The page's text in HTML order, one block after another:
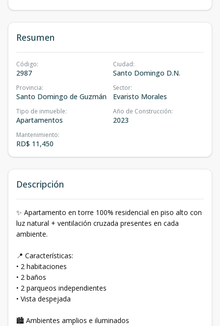
Resumen
Código:
2987
Ciudad:
Santo Domingo D.N.
Provincia:
Santo Domingo de Guzmán
Sector:
Evaristo Morales
Tipo de inmueble:
Apartamentos
Año de Construcción:
2023
Mantenimiento:
RD$ 11,450
Descripción
✨ Apartamento en torre 100% residencial en piso alto con
luz natural + ventilación cruzada presentes en cada
ambiente.
📍 Características:
• 2 habitaciones
• 2 baños
• 2 parqueos independientes
• Vista despejada
🏙️ Ambientes amplios e iluminados